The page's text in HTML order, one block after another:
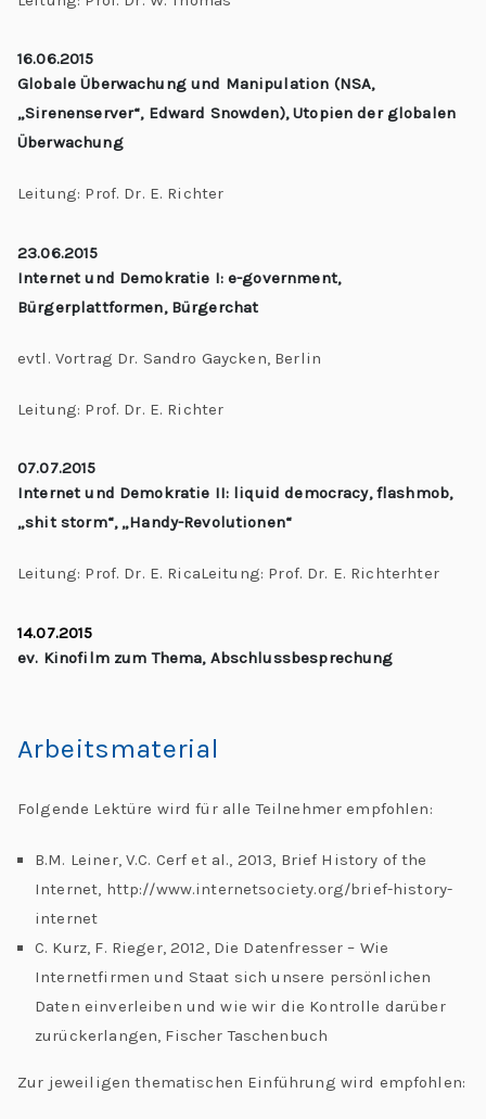
16.06.2015
Globale Überwachung und Manipulation (NSA,
„Sirenenserver“, Edward Snowden), Utopien der globalen
Überwachung
Leitung: Prof. Dr. E. Richter
23.06.2015
Internet und Demokratie I: e-government,
Bürgerplattformen, Bürgerchat
evtl. Vortrag Dr. Sandro Gaycken, Berlin
Leitung: Prof. Dr. E. Richter
07.07.2015
Internet und Demokratie II: liquid democracy, flashmob,
„shit storm“, „Handy-Revolutionen“
Leitung: Prof. Dr. E. RicaLeitung: Prof. Dr. E. Richterhter
14.07.2015
ev. Kinofilm zum Thema, Abschlussbesprechung
Arbeitsmaterial
Folgende Lektüre wird für alle Teilnehmer empfohlen:
B.M. Leiner, V.C. Cerf et al., 2013, Brief History of the
Internet, http://www.internetsociety.org/brief-history-
internet
C. Kurz, F. Rieger, 2012, Die Datenfresser – Wie
Internetfirmen und Staat sich unsere persönlichen
Daten einverleiben und wie wir die Kontrolle darüber
zurückerlangen, Fischer Taschenbuch
Zur jeweiligen thematischen Einführung wird empfohlen: